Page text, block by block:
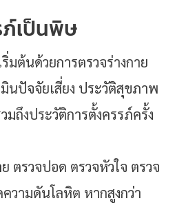
เป็นพิษ
มต้นด้วยการตรวจร่างกาย
นปัจจัยเสี่ยง ประวัติสุขภาพ
มถึงประวัติการตั้งครรภ์ครั้ง
ตรวจปอด ตรวจหัวใจ ตรวจ
วามดันโลหิต หากสูงกว่า